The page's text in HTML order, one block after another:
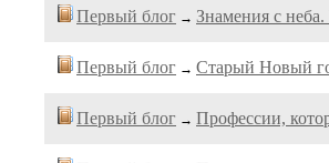
Первый блог → Знамения с
Первый блог → Старый Новый
Первый блог → Профессии,